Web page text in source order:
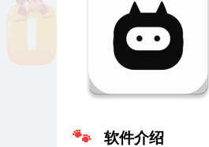
软件介绍